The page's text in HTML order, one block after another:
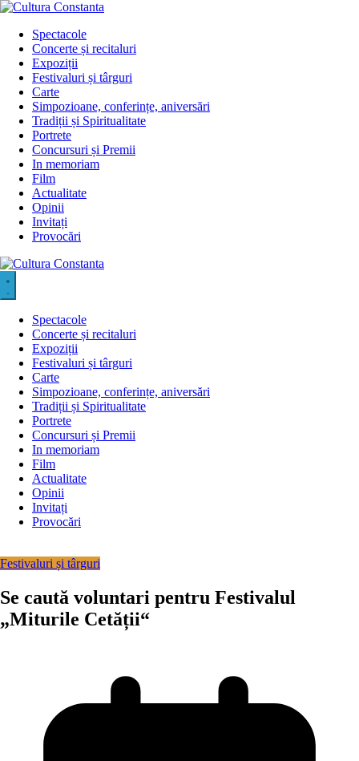
Sari
conținutSpectacole
Concerte și recitaluri
Expoziții
Festivaluri și târguri
Carte
Simpozioane, conferințe, aniversări
Tradiții și Spiritualitate
Portrete
Concursuri și Premii
In memoriam
Film
Actualitate
Opinii
Invitați
Provocări
Spectacole
Concerte și recitaluri
Expoziții
Festivaluri și târguri
Carte
Simpozioane, conferințe, aniversări
Tradiții și Spiritualitate
Portrete
Concursuri și Premii
In memoriam
Film
Actualitate
Opinii
Invitați
Provocări
Festivaluri și târguri
Se caută voluntari pentru Festivalul
„Miturile Cetății“